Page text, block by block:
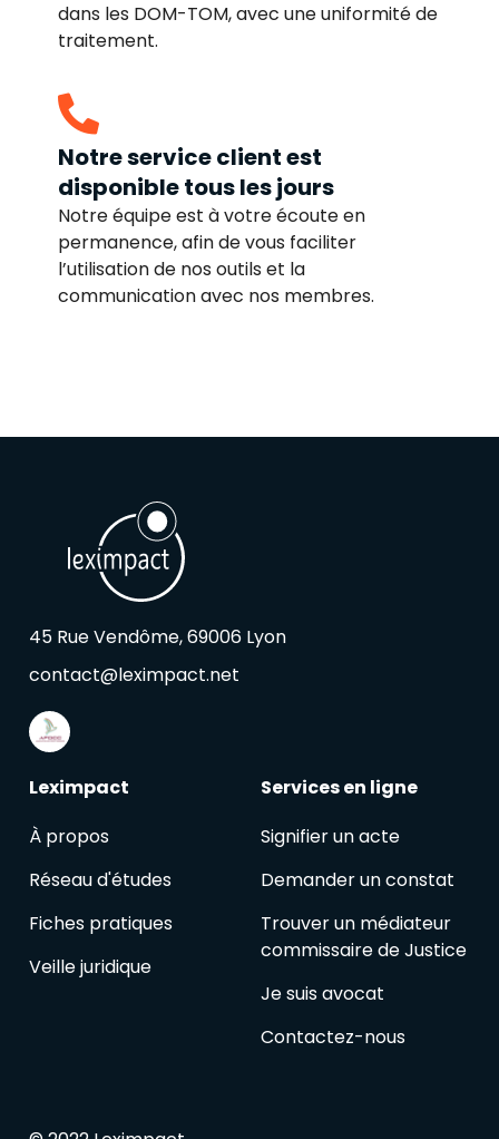
dans les DOM-TOM, avec une uniformité de
traitement.
Notre service client est
disponible tous les jours
Notre équipe est à votre écoute en
permanence, afin de vous faciliter
l’utilisation de nos outils et la
communication avec nos membres.
45 Rue Vendôme, 69006 Lyon
contact@leximpact.net
Leximpact
À propos
Réseau d'études
Fiches pratiques
Veille juridique
Services en ligne
Signifier un acte
Demander un constat
Trouver un médiateur
commissaire de Justice
Je suis avocat
Contactez-nous